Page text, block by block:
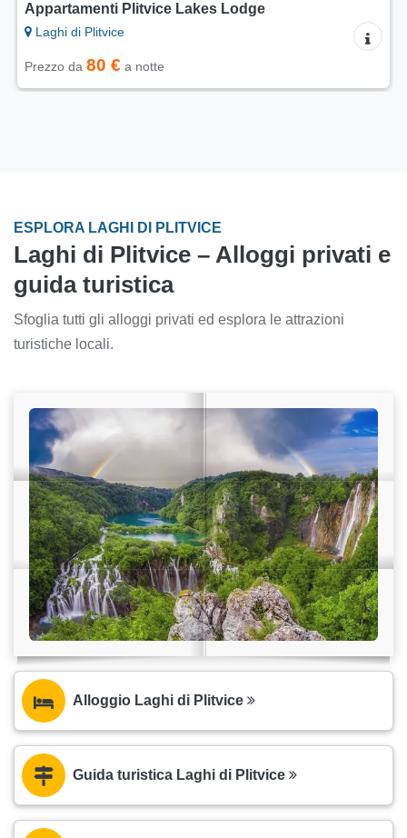
Appartamenti Plitvice Lakes Lodge
Laghi di Plitvice
Prezzo da 80 € a notte
ESPLORA LAGHI DI PLITVICE
Laghi di Plitvice – Alloggi privati e
guida turistica
Sfoglia tutti gli alloggi privati ed esplora le attrazioni
turistiche locali.
Alloggio Laghi di Plitvice
Guida turistica Laghi di Plitvice